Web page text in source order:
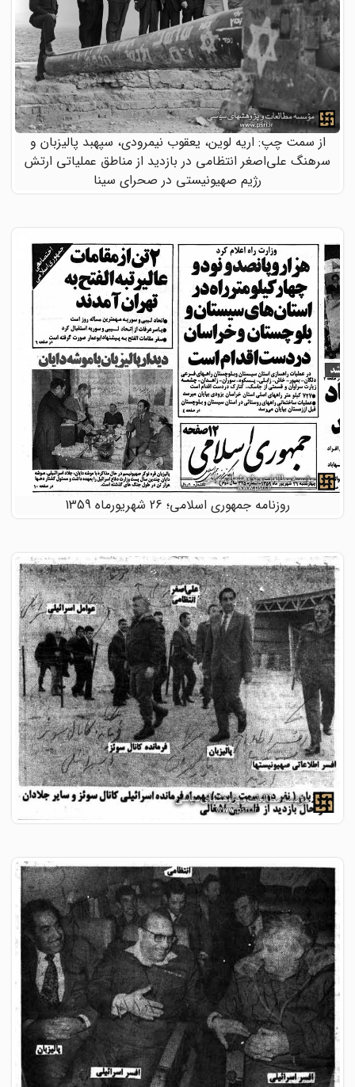
از سمت چپ: اریه لوین، یعقوب نیمرودی، سپهبد پالیزبان و
سرهنگ علی‌اصغر انتظامی در بازدید از مناطق عملیاتی ارتش
رژیم صهیونیستی در صحرای سینا
روزنامه جمهوری اسلامی؛ 26 شهریورماه 1359